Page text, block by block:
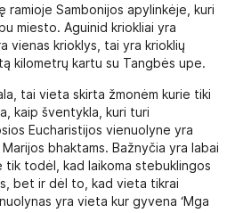
ramioje Sambonijos apylinkėje, kuri
miesto. Aguinid kriokliai yra
vienas krioklys, tai yra krioklių
kilometrų kartu su Tangbės upe.
tai vieta skirta žmonėm kurie tiki
kaip šventykla, kuri turi
Eucharistijos vienuolyne yra
bhaktams. Bažnyčia yra labai
tik todėl, kad laikoma stebuklingos
bet ir dėl to, kad vieta tikrai
yra vieta kur gyvena ‘Mga